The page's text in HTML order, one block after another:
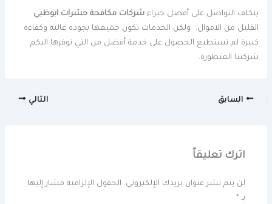
يتكلف التواصل على أفضل خبراءشركات مكافحة حشرات ابوظبي
القليل من الاموال. ولكن الخدمات تكون جميعها بجوده عاليه وكفاءه
كبيرة لم تستطيع الحصول على خدمة أفضل من التي توفرها اليكم
شركتنا المتطورة.
السابق التالي
اترك تعليقاً
لن يتم نشر عنوان بريدك الإلكتروني. الحقول الإلزامية مشار إليها
بـ *